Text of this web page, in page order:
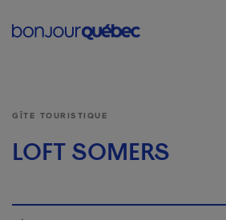
Main
GÎTE TOURISTIQUE
LOFT SOMERS